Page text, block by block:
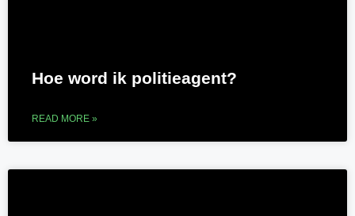
Hoe word ik politieagent?
READ MORE »